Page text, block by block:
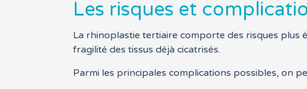
Les risques et
La rhinoplastie tertiaire comporte des risques plus
fragilité des tissus déjà cicatrisés.
Parmi les principales complications possibles, on